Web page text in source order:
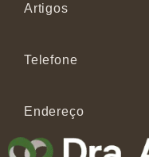
Artigos
Telefone
Endereço